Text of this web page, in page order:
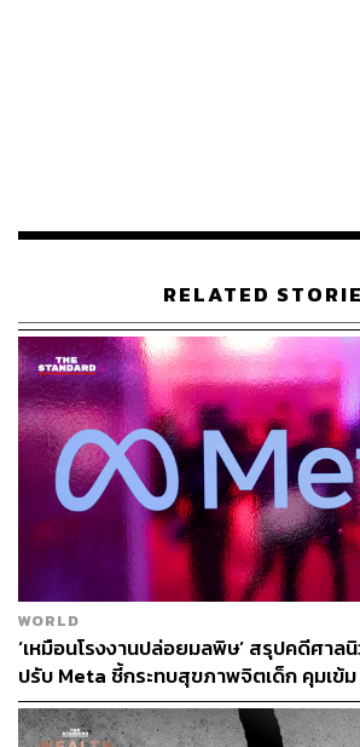
HomeKit, Google Home หรือ Amazon
พฤติกรรมการใช้บ้าน และช่วยรักษาควา
สภาพแวดล้อมของบ้านอีกด้วย อาทิ
บ้านอัจฉริยะที่ใช้ AI เพื่อวิเคราะห์การใ
ช่วยลดการใช้พลังงานและลดค่าไฟ
RELATED
WORLD
‘เหมือนโรงงานปล่อยมลพิษ’ สรุปคดีศาล
ปรับ Meta ชี้กระทบสุขภาพจิตเด็ก คุมเข้